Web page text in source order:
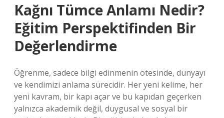
Kağnı Tümce Anlamı Nedir?
Eğitim Perspektifinden Bir
Değerlendirme
Öğrenme, sadece bilgi edinmenin ötesinde, dünyayı
ve kendimizi anlama sürecidir. Her yeni kelime, her
yeni kavram, bir kapı açar ve bu kapıdan geçerken
yalnızca akademik değil, duygusal ve sosyal bir